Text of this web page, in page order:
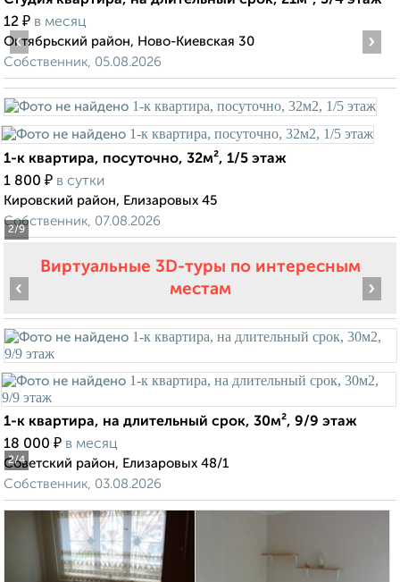
12 ₽ в месяц
Октябрьский район, Ново-Киевская 30
Собственник, 05.08.2026
2/9
‹ ›
1-к квартира, посуточно, 32м², 1/5 этаж
1 800 ₽ в сутки
Кировский район, Елизаровых 45
Собственник, 07.08.2026
Виртуальные 3D-туры по интересным
местам
2/4
‹ ›
1-к квартира, на длительный срок, 30м², 9/9 этаж
18 000 ₽ в месяц
Советский район, Елизаровых 48/1
Собственник, 03.08.2026